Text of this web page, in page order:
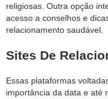
religiosas. Outra opção
acesso a conselhos e
relacionamento saudável.
Sites De
Essas plataformas
importância da data e até